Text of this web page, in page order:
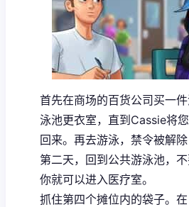
首先在商场的百货公司买一
泳池更衣室，直到Cassie将
回来。再去游泳，禁令被解除
第二天，回到公共游泳池，
你就可以进入医疗室。
抓住第四个摊位内的袋子。